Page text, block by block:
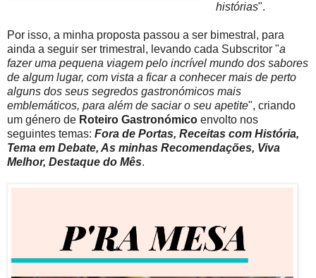
histórias".
Por isso, a minha proposta passou a ser bimestral, para
ainda a seguir ser trimestral, levando cada Subscritor "a
fazer uma pequena viagem pelo incrível mundo dos sabores
de algum lugar, com vista a ficar a conhecer mais de perto
alguns dos seus segredos gastronómicos mais
emblemáticos, para além de saciar o seu apetite", criando
um género de Roteiro Gastronómico envolto nos
seguintes temas: Fora de Portas, Receitas com História,
Tema em Debate, As minhas Recomendações, Viva
Melhor, Destaque do Mês.